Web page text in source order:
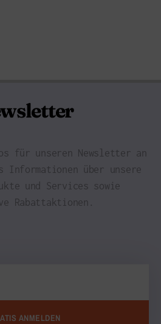
für unseren Newsletter an
über unsere
und Services sowie
Rabattaktionen.
ANMELDEN